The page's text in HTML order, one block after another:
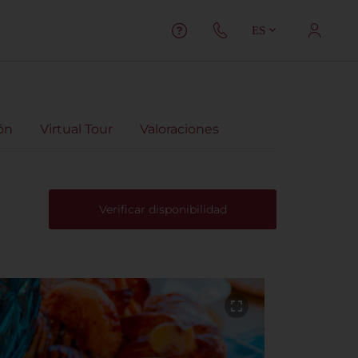
ES
Virtual Tour Valoraciones
Verificar disponibilidad